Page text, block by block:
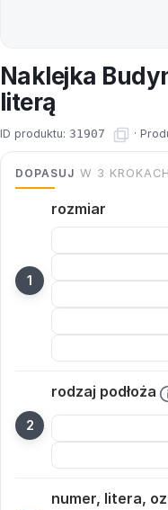
Naklejka
literą
ID produktu: 31907 ·
DOPASUJ W 3 KROKACH
rozmiar
rodzaj podłoża
numer, litera,